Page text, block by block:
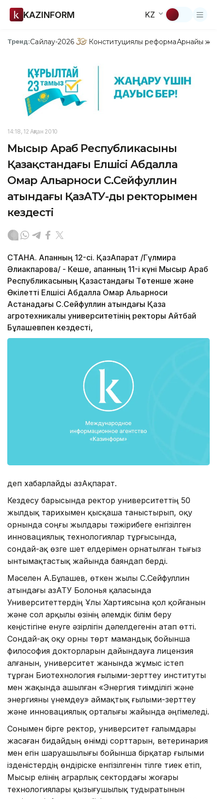
KAZINFORM KZ
Тренд:Сайлау-2026 Конституциялық реформаАрнайы
14:18, 12 Ақпан 2010
Мысыр Араб Республикасының
Қазақстандағы Елшісі Абдалла
Омар Альарноси С.Сейфуллин
атындағы ҚазАТУ-дың ректорымен
кездесті
СТАНА. Ақпанның 12-сі. ҚазАқпарат /Гүлмира
Әлиакпарова/ - Кеше, ақпанның 11-і күні Мысыр Араб
Республикасының Қазақстандағы Төтенше және
Өкілетті Елшісі Абдалла Омар Альарноси
Астанадағы С.Сейфуллин атындағы Қазақ
агротехникалық университетінің ректоры Айтбай
Бұлашевпен кездесті,
деп хабарлайды ҚазАқпарат.
Кездесу барысында ректор университеттің 50
жылдық тарихымен қысқаша таныстырып, оқу
орнында соңғы жылдары тәжірибеге енгізілген
инновациялық технологиялар тұрғысында,
сондай-ақ өзге шет елдерімен орнатылған тығыз
ынтымақтастық жайында баяндап берді.
Мәселен А.Бұлашев, өткен жылы С.Сейфуллин
атындағы ҚазАТУ Болонья қаласында
Университеттердің Ұлы Хартиясына қол қойғанын
және сол арқылы өзінің әлемдік білім беру
кеңістігіне енуге әзірлігін дәлелдегенін атап өтті.
Сондай-ақ оқу орны төрт мамандық бойынша
философия докторларын дайындауға лицензия
алғанын, университет жанында жұмыс істеп
тұрған Биотехнология ғылыми-зерттеу институты
мен жақында ашылған «Энергия тиімділігі және
энергияны үнемдеу» аймақтық ғылыми-зерттеу
және инновациялық орталығы жайында әңгімеледі.
Сонымен бірге ректор, университет ғалымдары
жасаған бидайдың өнімді сорттарын, ветеринария
мен егін шаруашылығы бойынша бірқатар ғылыми
ізденістердің өндіріске енгізілгенін тілге тиек етіп,
Мысыр елінің аграрлық сектордағы жоғары
технологиялары қызығушылық тудыратынын